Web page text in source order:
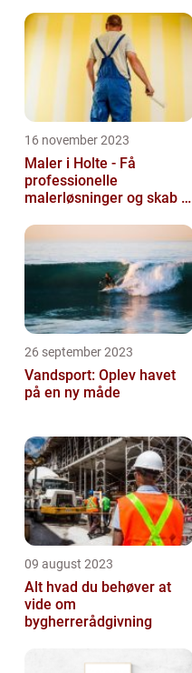
16 november 2023
Maler i Holte - Få
professionelle
malerløsninger og skab et
26 september 2023
Vandsport: Oplev havet
på en ny måde
09 august 2023
Alt hvad du behøver at
vide om
bygherrerådgivning